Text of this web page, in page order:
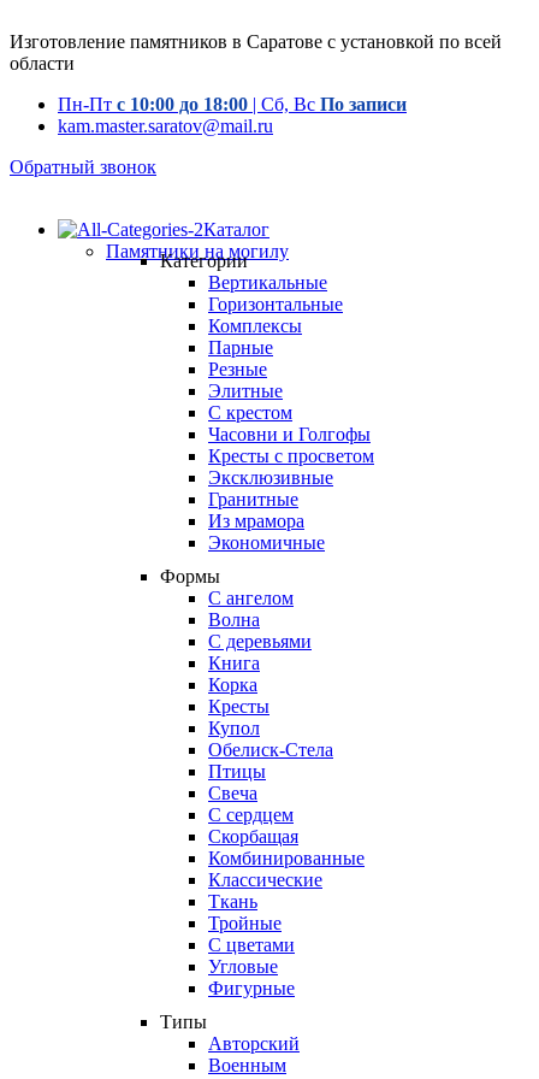
Изготовление памятников в Саратове с установкой по всей
области
Пн-Пт с 10:00 до 18:00 | Сб, Вс По записи
kam.master.saratov@mail.ru
Обратный звонок
Каталог
Памятники на могилу
Категории
Вертикальные
Горизонтальные
Комплексы
Парные
Резные
Элитные
С крестом
Часовни и Голгофы
Кресты с просветом
Эксклюзивные
Гранитные
Из мрамора
Экономичные
Формы
С ангелом
Волна
С деревьями
Книга
Корка
Кресты
Купол
Обелиск-Стела
Птицы
Свеча
С сердцем
Скорбащая
Комбинированные
Классические
Ткань
Тройные
С цветами
Угловые
Фигурные
Типы
Авторский
Военным